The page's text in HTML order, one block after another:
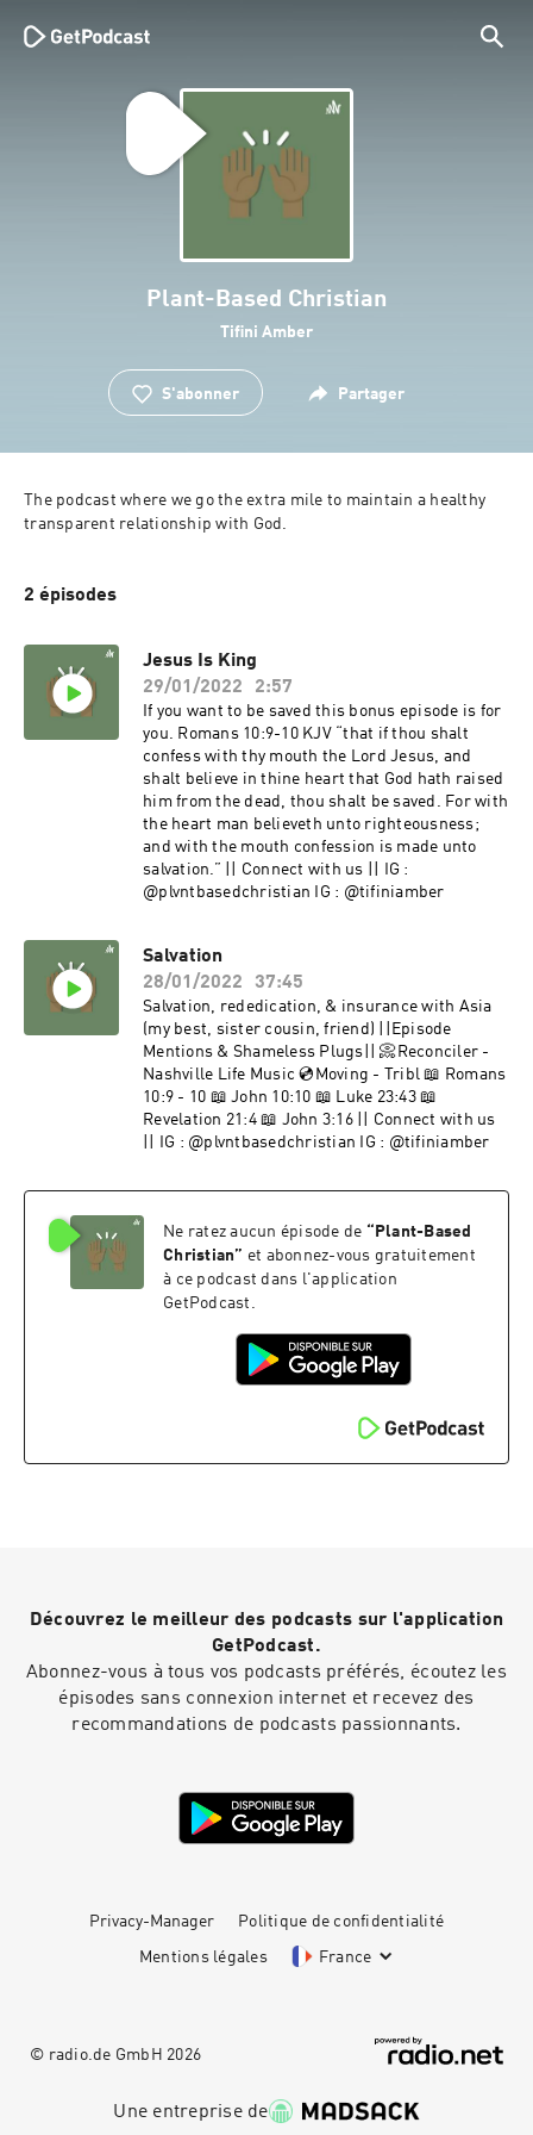
Plant-Based Christian
Tifini Amber
S'abonner Partager
The podcast where we go the extra mile to maintain a healthy
transparent relationship with God.
2 épisodes
Jesus Is King
29/01/2022
2:57
If you want to be saved this bonus episode is for
you. Romans 10:9-10 KJV “that if thou shalt
confess with thy mouth the Lord Jesus, and
shalt believe in thine heart that God hath raised
him from the dead, thou shalt be saved. For with
the heart man believeth unto righteousness;
and with the mouth confession is made unto
salvation.” || Connect with us || IG :
@plvntbasedchristian IG : @tifiniamber
Salvation
28/01/2022
37:45
Salvation, rededication, & insurance with Asia
(my best, sister cousin, friend) ||Episode
Mentions & Shameless Plugs|| 📀Reconciler -
Nashville Life Music 💿Moving - Tribl 📖 Romans‬
‭10:9‬ ‭- 10 📖 John‬ ‭10:10 📖 Luke 23:43 📖
Revelation‬ ‭21:4 📖 John 3:16 || Connect with us
|| IG : @plvntbasedchristian IG : @tifiniamber
Ne ratez aucun épisode de “ Plant-Based
Christian” et abonnez-vous gratuitement
à ce podcast dans l'application
GetPodcast.
Découvrez le meilleur des podcasts sur l'application
GetPodcast.
Abonnez-vous à tous vos podcasts préférés, écoutez les
épisodes sans connexion internet et recevez des
recommandations de podcasts passionnants.
Privacy-Manager Politique de confidentialité
Mentions légales France
© radio.de GmbH 2026
Une entreprise de